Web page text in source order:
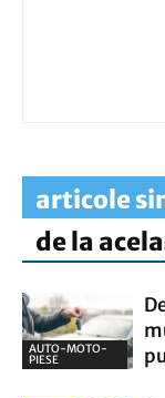
articole
de la
AUTO-MOTO-
PIESE